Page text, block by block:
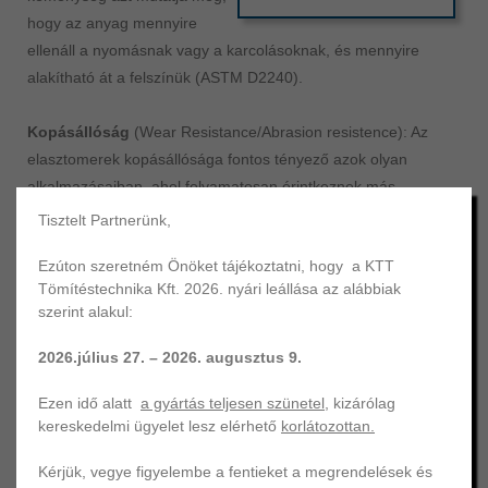
hogy az anyag mennyire
ellenáll a nyomásnak vagy a karcolásoknak, és mennyire
alakítható át a felszínük (ASTM D2240).
Kopásállóság (Wear Resistance/Abrasion resistence): Az
elasztomerek kopásállósága fontos tényező azok olyan
alkalmazásaiban, ahol folyamatosan érintkeznek más
felületekkel. A kopásállóság mérése különböző módszerekkel
mértékének rögzítésével.
Szakítószilárdság
Strength): Az elasztomerek
mutatja meg, hogy az anyag
mennyi terhelést képes
Tisztelt Partnerünk,
Ezúton szeretném Önöket tájékoztatni, hogy a KTT
Tömítéstechnika Kft. 2026. nyári leállása az alábbiak
szerint alakul:
2026.július 27. – 2026. augusztus 9.
Ezen idő alatt a gyártás teljesen szünetel , kizárólag
kereskedelmi ügyelet lesz elérhető korlátozottan.
Kérjük, vegye figyelembe a fentieket a megrendelések és